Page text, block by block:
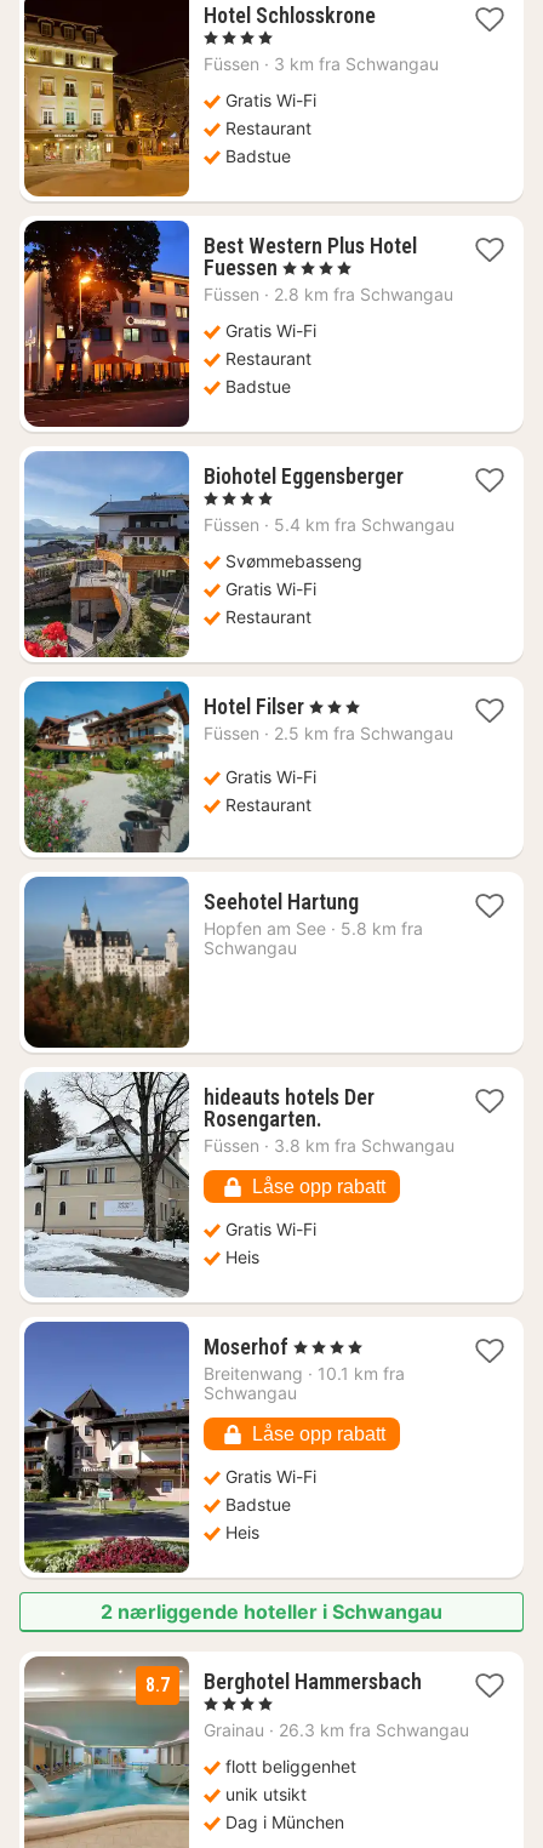
Hotel Schlosskrone1
fra
2149
, 4 Stjerner
Füssen · 3 km fra Schwangau
Gratis Wi-Fi
Restaurant
Badstue
Best Western Plus Hotel
Fuessen 1
natt
1576
kr.
, 4 Stjerner
Füssen · 2.8 km fra Schwangau
Gratis Wi-Fi
Restaurant
Badstue
Biohotel Eggensberger1
fra
2924
, 4 Stjerner
Füssen · 5.4 km fra Schwangau
Svømmebasseng
Gratis Wi-Fi
Restaurant
Hotel Filser1
natt
2519
, 3 Stjerner
Füssen · 2.5 km fra Schwangau
Gratis Wi-Fi
Restaurant
Seehotel Hartung2
netter
Hopfen am See · 5.8 km fra
Schwangau
hideauts hotels Der
Rosengarten.
natt
1551
kr.
Füssen · 3.8 km fra Schwangau
Låse opp rabatt
Gratis Wi-Fi
Heis
Moserhof 1
natt
fra
kr.
, 4 Stjerner
Breitenwang · 10.1 km fra
Schwangau
Låse opp rabatt
Gratis Wi-Fi
Badstue
Heis
2 nærliggende hoteller i Schwangau
8.7 Berghotel Hammersbach1
fra
1624
, 4 Stjerner
Grainau · 26.3 km fra Schwangau
flott beliggenhet
unik utsikt
Dag i München